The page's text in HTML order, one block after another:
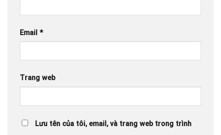
Email *
Trang web
Lưu tên của tôi, email, và trang web trong trình